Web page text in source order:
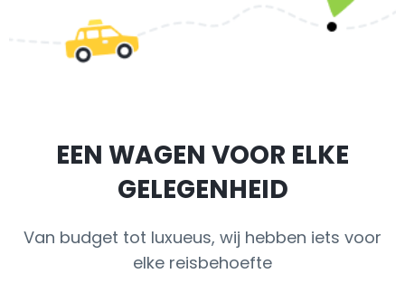
EEN WAGEN VOOR ELKE
GELEGENHEID
Van budget tot luxueus, wij hebben iets voor
elke reisbehoefte